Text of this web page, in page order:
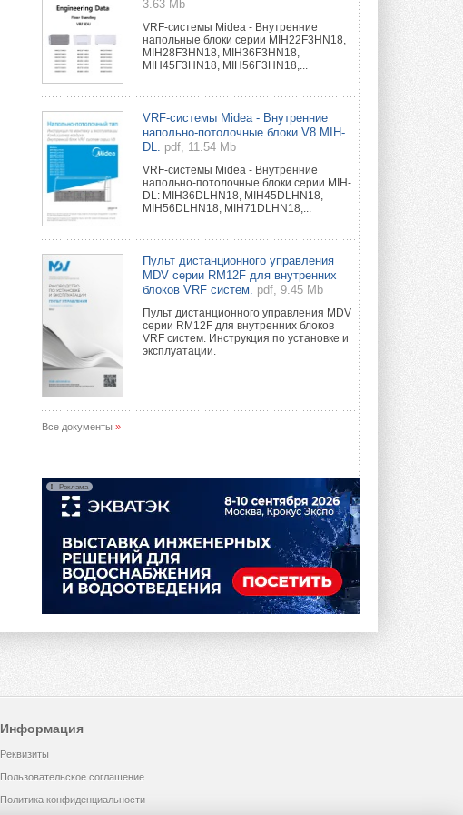
3.63 Mb
VRF-системы Midea - Внутренние
напольные блоки серии MIH22F3HN18,
MIH28F3HN18, MIH36F3HN18,
MIH45F3HN18, MIH56F3HN18,...
VRF-системы Midea - Внутренние
напольно-потолочные блоки V8 MIH-
DL.
pdf, 11.54 Mb
VRF-системы Midea - Внутренние
напольно-потолочные блоки серии MIH-
DL: MIH36DLHN18, MIH45DLHN18,
MIH56DLHN18, MIH71DLHN18,...
Пульт дистанционного управления
MDV серии RM12F для внутренних
блоков VRF систем.
pdf, 9.45 Mb
Пульт дистанционного управления MDV
серии RM12F для внутренних блоков
VRF систем. Инструкция по установке и
эксплуатации.
Все документы »
Реклама
Информация
Реквизиты
Пользовательское соглашение
Политика конфиденциальности